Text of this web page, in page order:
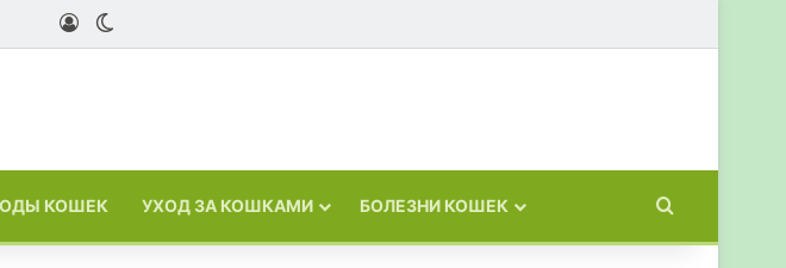
Войти
КОШЕК УХОД ЗА КОШКАМИ БОЛЕЗНИ КОШЕК